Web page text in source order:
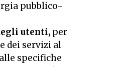
pubblico-
utenti, per
dei servizi al
specifiche